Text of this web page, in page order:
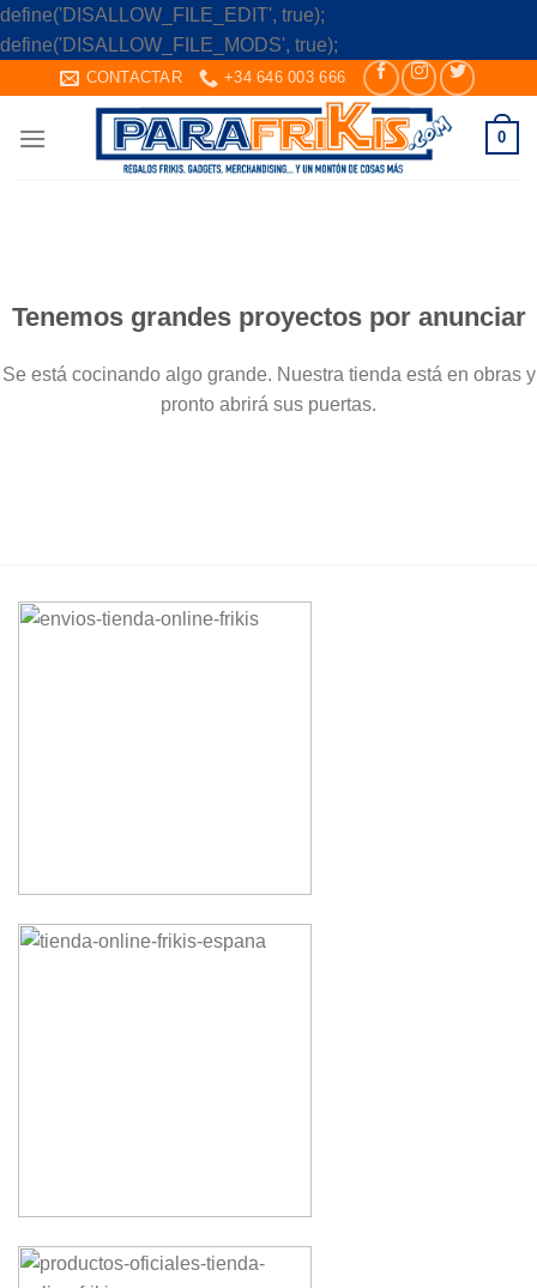
define('DISALLOW_FILE_EDIT', true);
define('DISALLOW_FILE_MODS', true);
to
content
CONTACTAR +34 646 003 666
0
Tenemos grandes proyectos por anunciar
Se está cocinando algo grande. Nuestra tienda está en obras y
pronto abrirá sus puertas.